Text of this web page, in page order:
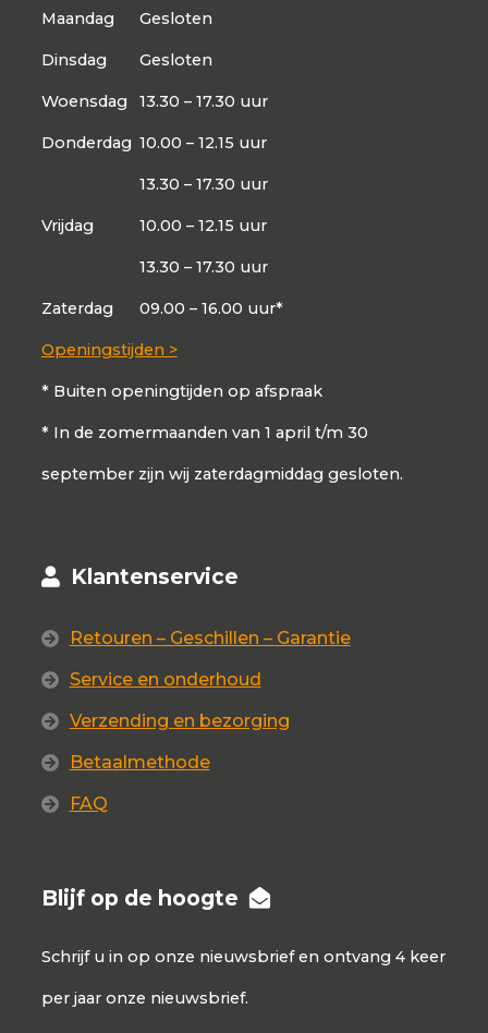
Maandag Gesloten
Dinsdag Gesloten
Woensdag 13.30 – 17.30 uur
Donderdag 10.00 – 12.15 uur
13.30 – 17.30 uur
Vrijdag 10.00 – 12.15 uur
13.30 – 17.30 uur
Zaterdag 09.00 – 16.00 uur*
Openingstijden >
* Buiten openingtijden op afspraak
* In de zomermaanden van 1 april t/m 30
september zijn wij zaterdagmiddag gesloten.
Klantenservice
Retouren – Geschillen – Garantie
Service en onderhoud
Verzending en bezorging
Betaalmethode
FAQ
Blijf op de hoogte
Schrijf u in op onze nieuwsbrief en ontvang 4 keer
per jaar onze nieuwsbrief.